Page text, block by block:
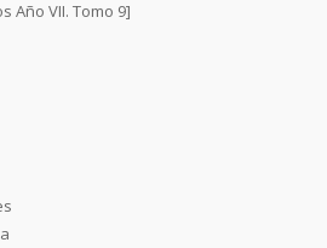
Año VII. Tomo 9]